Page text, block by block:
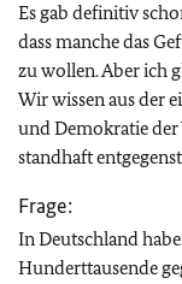
Es gab definitiv
dass manche das
zu wollen. Aber ich
Wir wissen aus der
und Demokratie der
standhaft
Frage:
In Deutschland
Hunderttausende